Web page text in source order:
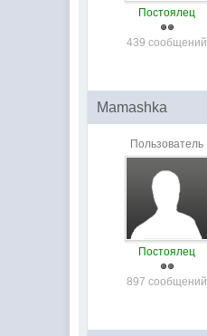
Постоялец
439 сообщений
Mamashka
Пользователь
Постоялец
897 сообщений